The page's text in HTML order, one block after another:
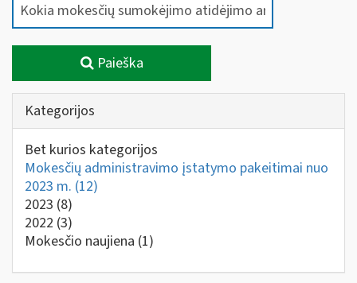
Paieška
Kategorijos
Bet kurios kategorijos
Mokesčių administravimo įstatymo pakeitimai nuo
2023 m. (12)
2023 (8)
2022 (3)
Mokesčio naujiena (1)